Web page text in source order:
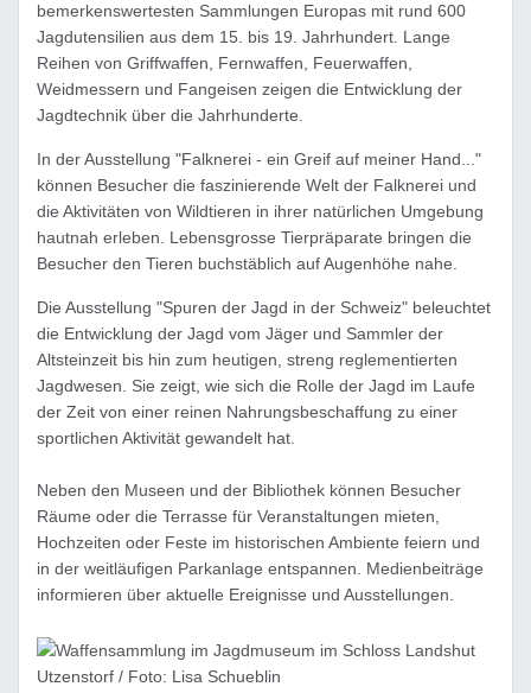
bemerkenswertesten Sammlungen Europas mit rund 600
Jagdutensilien aus dem 15. bis 19. Jahrhundert. Lange
Reihen von Griffwaffen, Fernwaffen, Feuerwaffen,
Weidmessern und Fangeisen zeigen die Entwicklung der
Jagdtechnik über die Jahrhunderte.
In der Ausstellung "Falknerei - ein Greif auf meiner Hand..."
können Besucher die faszinierende Welt der Falknerei und
die Aktivitäten von Wildtieren in ihrer natürlichen Umgebung
hautnah erleben. Lebensgrosse Tierpräparate bringen die
Besucher den Tieren buchstäblich auf Augenhöhe nahe.
Die Ausstellung "Spuren der Jagd in der Schweiz" beleuchtet
die Entwicklung der Jagd vom Jäger und Sammler der
Altsteinzeit bis hin zum heutigen, streng reglementierten
Jagdwesen. Sie zeigt, wie sich die Rolle der Jagd im Laufe
der Zeit von einer reinen Nahrungsbeschaffung zu einer
sportlichen Aktivität gewandelt hat.
Neben den Museen und der Bibliothek können Besucher
Räume oder die Terrasse für Veranstaltungen mieten,
Hochzeiten oder Feste im historischen Ambiente feiern und
in der weitläufigen Parkanlage entspannen. Medienbeiträge
informieren über aktuelle Ereignisse und Ausstellungen.